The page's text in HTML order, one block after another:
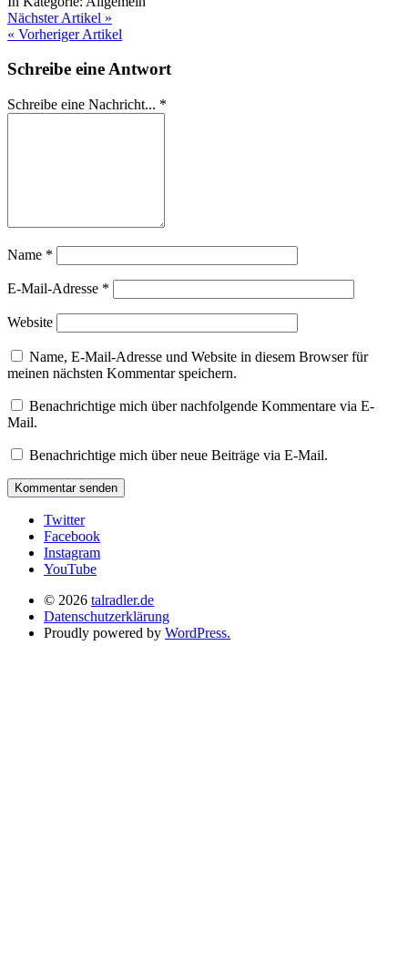
Nächster Artikel »
« Vorheriger Artikel
Schreibe eine Antwort
Schreibe eine Nachricht... *
Name *
E-Mail-Adresse *
Website
Name, E-Mail-Adresse und Website in diesem Browser für
meinen nächsten Kommentar speichern.
Benachrichtige mich über nachfolgende Kommentare via E-
Mail.
Benachrichtige mich über neue Beiträge via E-Mail.
Twitter
Facebook
Instagram
YouTube
© 2026 talradler.de
Datenschutzerklärung
Proudly powered by WordPress.